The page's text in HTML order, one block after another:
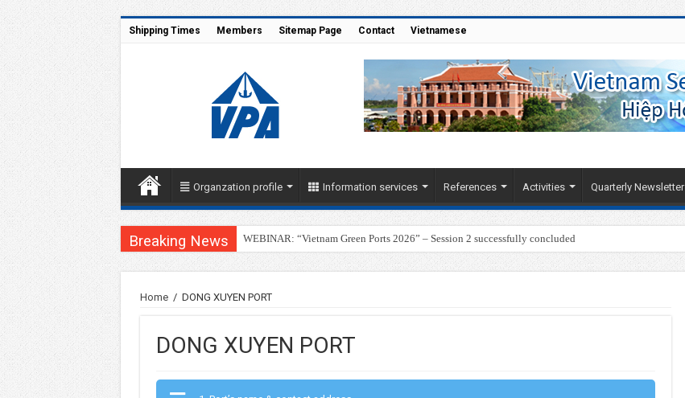
Shipping Times Members Sitemap Page Contact Vietnamese
Organzation profile Information services References Activities Quarterly Newsletter
Breaking News WEBINAR: “Vietnam Green Ports 2026” – Session 2 successfully concluded
Home / DONG XUYEN PORT
DONG XUYEN PORT